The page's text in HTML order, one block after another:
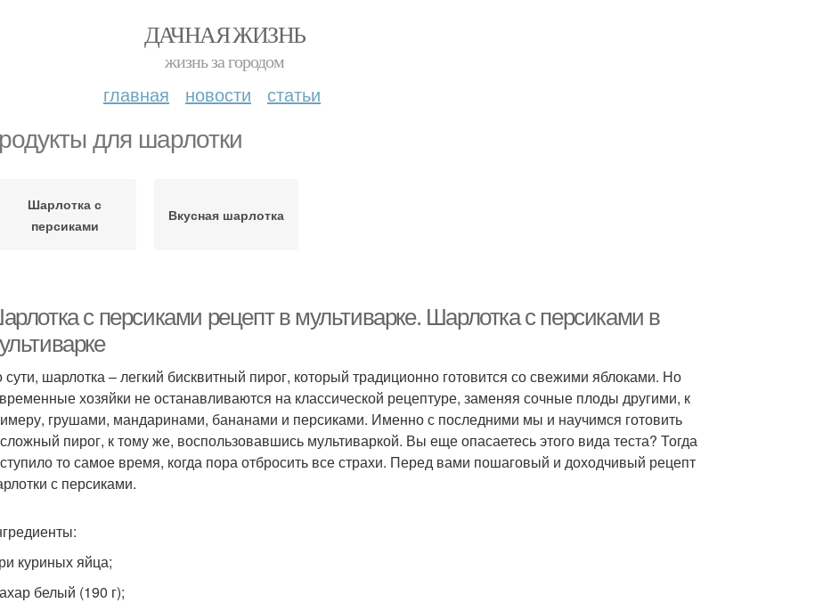
ДАЧНАЯ ЖИЗНЬ
жизнь за городом
главная новости статьи
для шарлотки
Шарлотка с
персиками
Вкусная шарлотка
с персиками рецепт в мультиварке. Шарлотка с персиками в
сути, шарлотка – легкий бисквитный пирог, который традиционно готовится со свежими яблоками. Но
хозяйки не останавливаются на классической рецептуре, заменяя сочные плоды другими, к
грушами, мандаринами, бананами и персиками. Именно с последними мы и научимся готовить
пирог, к тому же, воспользовавшись мультиваркой. Вы еще опасаетесь этого вида теста? Тогда
то самое время, когда пора отбросить все страхи. Перед вами пошаговый и доходчивый рецепт
с персиками.
куриных яйца;
белый (190 г);